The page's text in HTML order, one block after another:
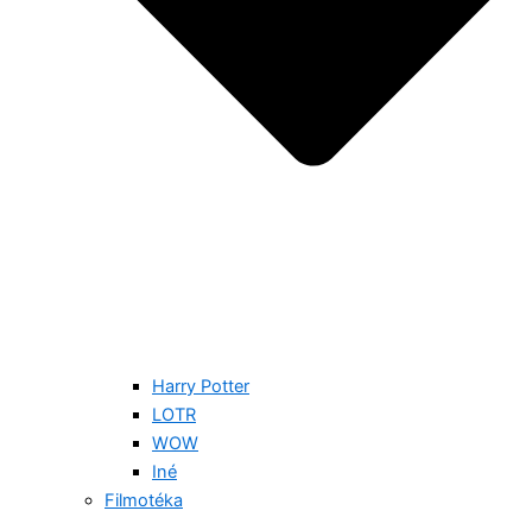
Harry Potter
LOTR
WOW
Iné
Filmotéka